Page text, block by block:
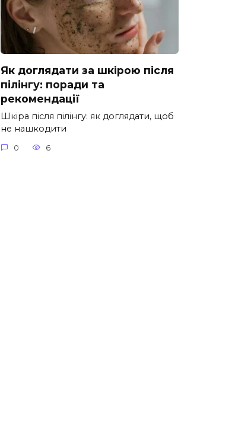
Як доглядати за шкірою після
пілінгу: поради та
рекомендації
Шкіра після пілінгу: як доглядати, щоб
не нашкодити
0 6